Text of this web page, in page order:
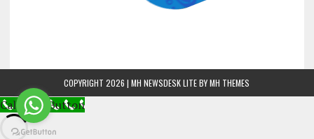
COPYRIGHT 2026 | MH NEWSDESK LITE BYMH THEMES
Call Now Button